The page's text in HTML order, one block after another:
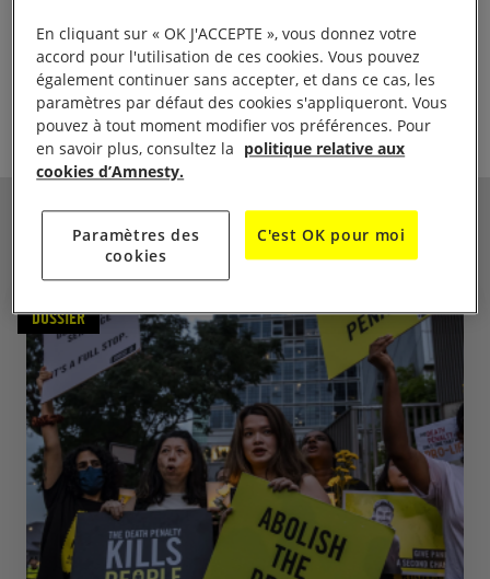
pays.
Partager
VOIR AUSSI
DOSSIER
En cliquant sur « OK J'ACCEPTE », vous donnez votre
accord pour l'utilisation de ces cookies. Vous pouvez
également continuer sans accepter, et dans ce cas, les
paramètres par défaut des cookies s'appliqueront. Vous
pouvez à tout moment modifier vos préférences. Pour
en savoir plus, consultez la politique relative aux
cookies d’Amnesty.
Paramètres des
cookies
C'est OK pour moi